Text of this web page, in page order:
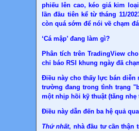
phiếu lên cao, kéo giá kim
lần đầu tiên kể từ tháng 11/
còn quá sớm để nói về chạm
‘Cá mập’ đang làm gì?
Phân tích trên TradingView
chỉ báo RSI khung ngày đã
Điều này cho thấy lực bán diễn
trường đang trong tình trạng
một nhịp hồi kỹ thuật (tăng
Điều này dẫn đến ba hệ quả
Thứ nhất, nhà đầu tư cần thận